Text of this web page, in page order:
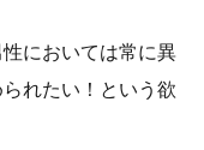
においては常に異
れたい！という欲